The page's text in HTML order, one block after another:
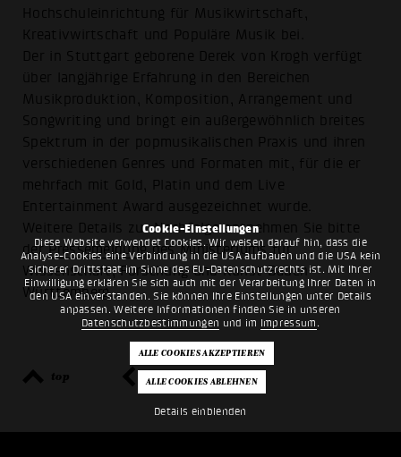
Cookie-Einstellungen
Diese Website verwendet Cookies. Wir weisen darauf hin, dass die
Analyse-Cookies eine Verbindung in die USA aufbauen und die USA kein
sicherer Drittstaat im Sinne des EU-Datenschutzrechts ist. Mit Ihrer
Einwilligung erklären Sie sich auch mit der Verarbeitung Ihrer Daten in
den USA einverstanden. Sie können Ihre Einstellungen unter Details
anpassen. Weitere Informationen finden Sie in unseren
Datenschutzbestimmungen und im Impressum .
Details einblenden
Hochschuleinrichtung für Musikwirtschaft,
Kreativwirtschaft und Populäre Musik bei.
Der in Stuttgart geborene Derek von Krogh verfügt
über langjährige Erfahrung in den Bereichen
Musikproduktion, Komposition, Arrangement und
Songwriting und bringt ein außergewöhnlich breites
Spektrum in der popmusikalischen Praxis und ihren
verschiedenen Genres und Formaten mit, für die er
mehrfach mit Gold, Platin und dem Live
Entertainment Award ausgezeichnet wurde.
Weitere Details zur Nachfolge entnehmen Sie bitte
derPressemeldungdes Ministeriums für
Wissenschaft, Forschung und Kunst Baden-
Württemberg.
top zurück